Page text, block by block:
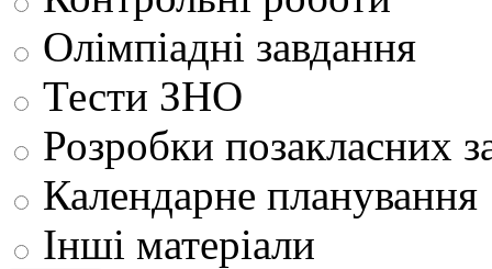
Олімпіадні завдання
Тести ЗНО
Розробки позакласних
Календарне планування
Інші матеріали